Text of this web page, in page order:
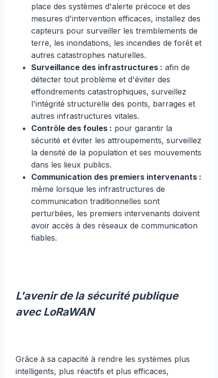
place des systèmes d'alerte précoce et des
mesures d'intervention efficaces, installez des
capteurs pour surveiller les tremblements de
terre, les inondations, les incendies de forêt et
autres catastrophes naturelles.
Surveillance des infrastructures : afin de
détecter tout problème et d'éviter des
effondrements catastrophiques, surveillez
l'intégrité structurelle des ponts, barrages et
autres infrastructures vitales.
Contrôle des foules : pour garantir la
sécurité et éviter les attroupements, surveillez
la densité de la population et ses mouvements
dans les lieux publics.
Communication des premiers intervenants :
même lorsque les infrastructures de
communication traditionnelles sont
perturbées, les premiers intervenants doivent
avoir accès à des réseaux de communication
fiables.
L'avenir de la sécurité publique
avec LoRaWAN
Grâce à sa capacité à rendre les systèmes plus
intelligents, plus réactifs et plus efficaces,